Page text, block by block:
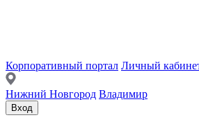
Корпоративный портал Личный
Нижний Новгород Владимир
Вход